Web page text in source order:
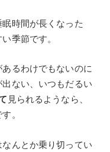
時間が長くなった
季節です。
るわけでもないのに
ない、いつもだるい
見られるようなら、
。
んとか乗り切ってい